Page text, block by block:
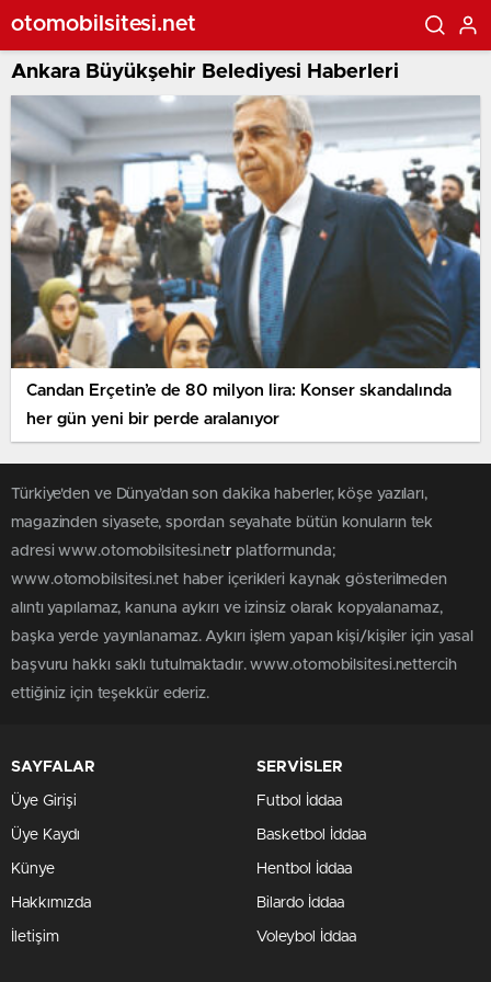
otomobilsitesi.net
Ankara Büyükşehir Belediyesi Haberleri
Candan Erçetin’e de 80 milyon lira: Konser skandalında
her gün yeni bir perde aralanıyor
Türkiye'den ve Dünya’dan son dakika haberler, köşe yazıları,
magazinden siyasete, spordan seyahate bütün konuların tek
adresi www.otomobilsitesi.netr platformunda;
www.otomobilsitesi.net haber içerikleri kaynak gösterilmeden
alıntı yapılamaz, kanuna aykırı ve izinsiz olarak kopyalanamaz,
başka yerde yayınlanamaz. Aykırı işlem yapan kişi/kişiler için yasal
başvuru hakkı saklı tutulmaktadır. www.otomobilsitesi.nettercih
ettiğiniz için teşekkür ederiz.
SAYFALAR
Üye Girişi
Üye Kaydı
Künye
Hakkımızda
İletişim
SERVİSLER
Futbol İddaa
Basketbol İddaa
Hentbol İddaa
Bilardo İddaa
Voleybol İddaa